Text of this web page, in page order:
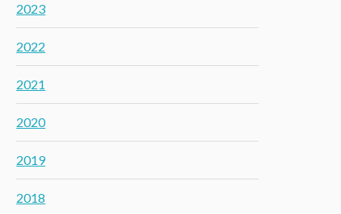
2023
2022
2021
2020
2019
2018